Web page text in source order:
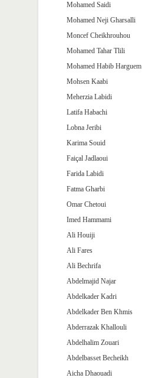
Mohamed Saidi
Mohamed Neji Gharsalli
Moncef Cheikhrouhou
Mohamed Tahar Tlili
Mohamed Habib Harguem
Mohsen Kaabi
Meherzia Labidi
Latifa Habachi
Lobna Jeribi
Karima Souid
Faiçal Jadlaoui
Farida Labidi
Fatma Gharbi
Omar Chetoui
Imed Hammami
Ali Houiji
Ali Fares
Ali Bechrifa
Abdelmajid Najar
Abdelkader Kadri
Abdelkader Ben Khmis
Abderrazak Khallouli
Abdelhalim Zouari
Abdelbasset Becheikh
Aicha Dhaouadi